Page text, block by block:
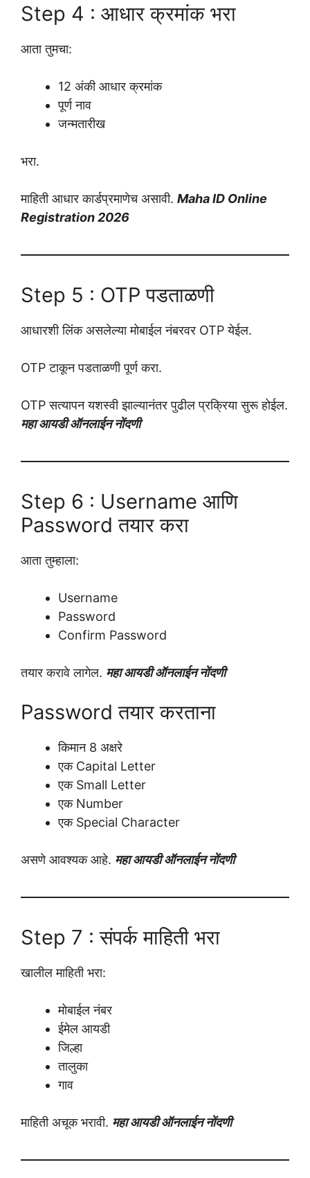
Step 4 : आधार क्रमांक भरा
आता तुमचा:
12 अंकी आधार क्रमांक
पूर्ण नाव
जन्मतारीख
भरा.
माहिती आधार कार्डप्रमाणेच असावी. Maha ID Online
Registration 2026
Step 5 : OTP पडताळणी
आधारशी लिंक असलेल्या मोबाईल नंबरवर OTP येईल.
OTP टाकून पडताळणी पूर्ण करा.
OTP सत्यापन यशस्वी झाल्यानंतर पुढील प्रक्रिया सुरू होईल.
महा आयडी ऑनलाईन नोंदणी
Step 6 : Username आणि
Password तयार करा
आता तुम्हाला:
Username
Password
Confirm Password
तयार करावे लागेल. महा आयडी ऑनलाईन नोंदणी
Password तयार करताना
किमान 8 अक्षरे
एक Capital Letter
एक Small Letter
एक Number
एक Special Character
असणे आवश्यक आहे. महा आयडी ऑनलाईन नोंदणी
Step 7 : संपर्क माहिती भरा
खालील माहिती भरा:
मोबाईल नंबर
ईमेल आयडी
जिल्हा
तालुका
गाव
माहिती अचूक भरावी. महा आयडी ऑनलाईन नोंदणी